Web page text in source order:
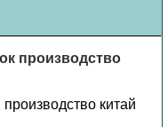
производство
китай